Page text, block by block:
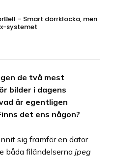
– Smart dörrklocka, men
systemet
de två mest
bilder i dagens
är egentligen
det ens någon?
sig framför en dator
båda filändelserna jpeg